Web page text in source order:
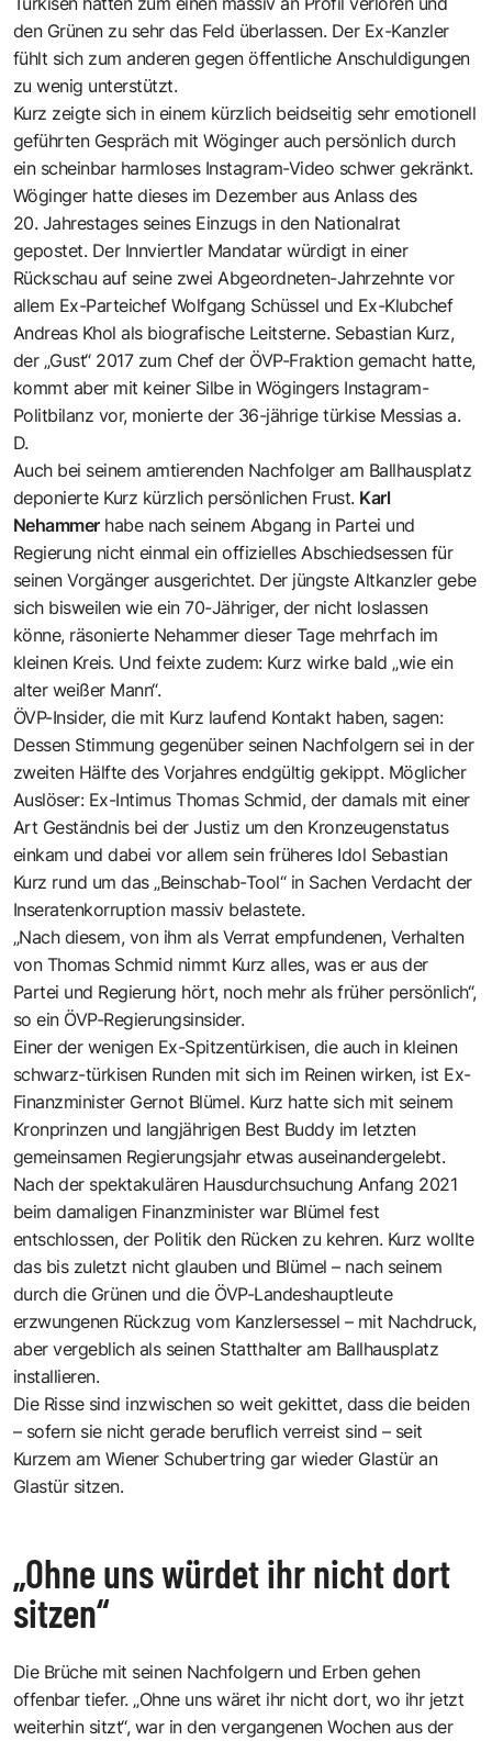
den Grünen zu sehr das Feld überlassen. Der Ex-Kanzler
fühlt sich zum anderen gegen öffentliche Anschuldigungen
zu wenig unterstützt.
Kurz zeigte sich in einem kürzlich beidseitig sehr emotionell
geführten Gespräch mit Wöginger auch persönlich durch
ein scheinbar harmloses Instagram-Video schwer gekränkt.
Wöginger hatte dieses im Dezember aus Anlass des
20. Jahrestages seines Einzugs in den Nationalrat
gepostet. Der Innviertler Mandatar würdigt in einer
Rückschau auf seine zwei Abgeordneten-Jahrzehnte vor
allem Ex-Parteichef Wolfgang Schüssel und Ex-Klubchef
Andreas Khol als biografische Leitsterne. Sebastian Kurz,
der „Gust“ 2017 zum Chef der ÖVP-Fraktion gemacht hatte,
kommt aber mit keiner Silbe in Wögingers Instagram-
Politbilanz vor, monierte der 36-jährige türkise Messias a.
D.
Auch bei seinem amtierenden Nachfolger am Ballhausplatz
deponierte Kurz kürzlich persönlichen Frust. Karl
Nehammer habe nach seinem Abgang in Partei und
Regierung nicht einmal ein offizielles Abschiedsessen für
seinen Vorgänger ausgerichtet. Der jüngste Altkanzler gebe
sich bisweilen wie ein 70-Jähriger, der nicht loslassen
könne, räsonierte Nehammer dieser Tage mehrfach im
kleinen Kreis. Und feixte zudem: Kurz wirke bald „wie ein
alter weißer Mann“.
ÖVP-Insider, die mit Kurz laufend Kontakt haben, sagen:
Dessen Stimmung gegenüber seinen Nachfolgern sei in der
zweiten Hälfte des Vorjahres endgültig gekippt. Möglicher
Auslöser: Ex-Intimus Thomas Schmid, der damals mit einer
Art Geständnis bei der Justiz um den Kronzeugenstatus
einkam und dabei vor allem sein früheres Idol Sebastian
Kurz rund um das „Beinschab-Tool“ in Sachen Verdacht der
Inseratenkorruption massiv belastete.
„Nach diesem, von ihm als Verrat empfundenen, Verhalten
von Thomas Schmid nimmt Kurz alles, was er aus der
Partei und Regierung hört, noch mehr als früher persönlich“,
so ein ÖVP-Regierungsinsider.
Einer der wenigen Ex-Spitzentürkisen, die auch in kleinen
schwarz-türkisen Runden mit sich im Reinen wirken, ist Ex-
Finanzminister Gernot Blümel. Kurz hatte sich mit seinem
Kronprinzen und langjährigen Best Buddy im letzten
gemeinsamen Regierungsjahr etwas auseinandergelebt.
Nach der spektakulären Hausdurchsuchung Anfang 2021
beim damaligen Finanzminister war Blümel fest
entschlossen, der Politik den Rücken zu kehren. Kurz wollte
das bis zuletzt nicht glauben und Blümel – nach seinem
durch die Grünen und die ÖVP-Landeshauptleute
erzwungenen Rückzug vom Kanzlersessel – mit Nachdruck,
aber vergeblich als seinen Statthalter am Ballhausplatz
installieren.
Die Risse sind inzwischen so weit gekittet, dass die beiden
– sofern sie nicht gerade beruflich verreist sind – seit
Kurzem am Wiener Schubertring gar wieder Glastür an
Glastür sitzen.
„Ohne uns würdet ihr nicht dort
sitzen“
Die Brüche mit seinen Nachfolgern und Erben gehen
offenbar tiefer. „Ohne uns wäret ihr nicht dort, wo ihr jetzt
weiterhin sitzt“, war in den vergangenen Wochen aus der